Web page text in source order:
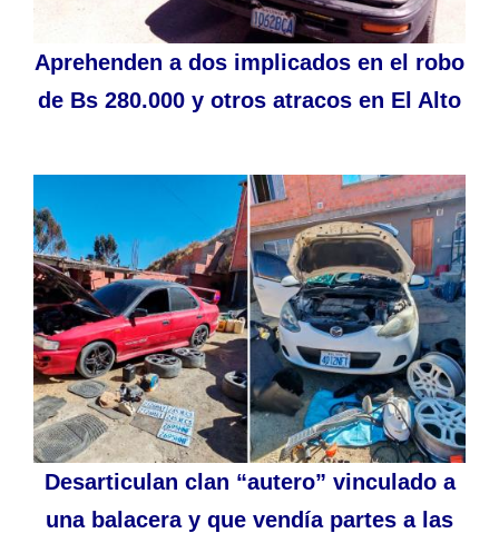
Aprehenden a dos implicados en el robo
de Bs 280.000 y otros atracos en El Alto
Desarticulan clan “autero” vinculado a
una balacera y que vendía partes a las